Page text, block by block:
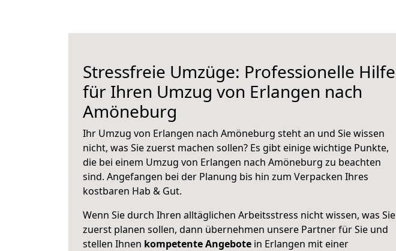
Stressfreie Umzüge: Professionelle Hilfe
für Ihren Umzug von Erlangen nach
Amöneburg
Ihr Umzug von Erlangen nach Amöneburg steht an und Sie wissen
nicht, was Sie zuerst machen sollen? Es gibt einige wichtige Punkte,
die bei einem Umzug von Erlangen nach Amöneburg zu beachten
sind. Angefangen bei der Planung bis hin zum Verpacken Ihres
kostbaren Hab & Gut.
Wenn Sie durch Ihren alltäglichen Arbeitsstress nicht wissen, was Sie
zuerst planen sollen, dann übernehmen unsere Partner für Sie und
stellen Ihnen kompetente Angebote in Erlangen mit einer